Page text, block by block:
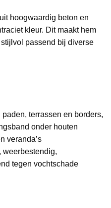
hoogwaardig beton en
kleur. Dit maakt hem
passend bij diverse
terrassen en borders,
onder houten
veranda’s
weerbestendig,
tegen vochtschade